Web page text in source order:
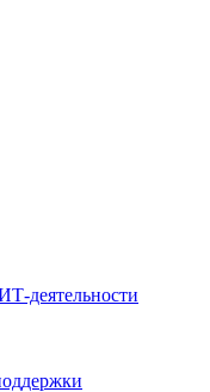
деятельности